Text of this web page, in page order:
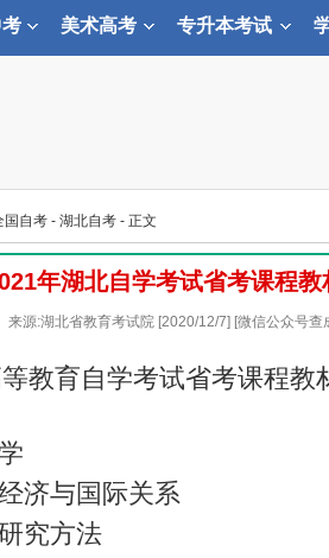
美术高考 专升本考试
国自考 - 湖北自考 - 正文
年湖北自学考试省考课程教
来源:湖北省教育考试院 [2020/12/7] [微信公众号查
教育自学考试省考课程教
济与国际关系
究方法